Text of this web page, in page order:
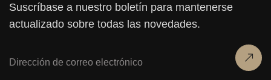
Suscríbase a nuestro boletín para mantenerse
actualizado sobre todas las novedades.